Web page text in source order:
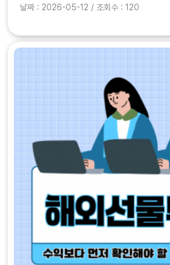
반복하는 이유는 시작 단계에서 이미 갈립
날짜 : 2026-05-12 / 조회수 : 120